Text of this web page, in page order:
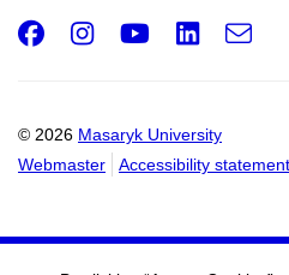
© 2026 Masaryk University
Webmaster
Accessibility statement
Facebook
Instagram
Youtube
e-